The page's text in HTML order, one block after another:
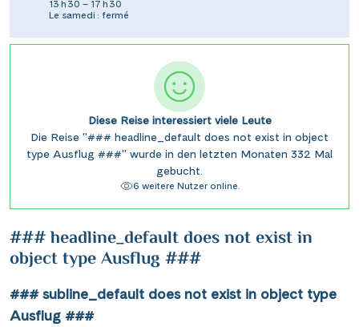
### headline_default does not exist in
object type Ausflug ###
### subline_default does not exist in object type
Ausflug ###
13 h 30 – 17 h 30
Le samedi : fermé
Diese Reise interessiert viele Leute
Die Reise "### headline_default does not exist in object
type Ausflug ###" wurde in den letzten Monaten 332 Mal
gebucht.
6 weitere Nutzer online.